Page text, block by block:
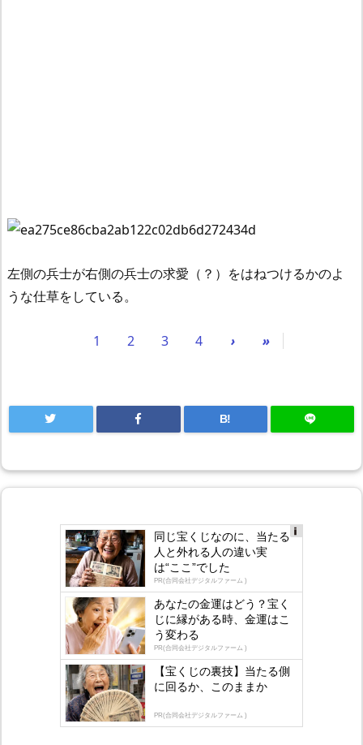
左側の兵士が右側の兵士の求愛（？）をはねつけるかのよ
うな仕草をしている。
1 2 3 4 › »
B!
gly
同じ宝くじなのに、当たる
人と外れる人の違い実
は“ここ”でした
PR(合同会社デジタルファーム )
あなたの金運はどう？宝く
じに縁がある時、金運はこ
う変わる
PR(合同会社デジタルファーム )
【宝くじの裏技】当たる側
に回るか、このままか
PR(合同会社デジタルファーム )